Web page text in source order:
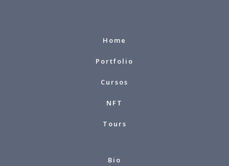
Home
Portfolio
Cursos
NFT
Tours
Bio